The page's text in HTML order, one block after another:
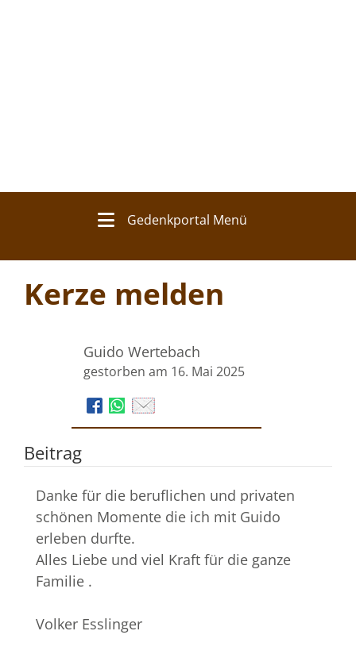
Gedenkportal Menü
Kerze melden
Guido Wertebach
gestorben am 16. Mai 2025
Beitrag
Danke für die beruflichen und privaten
schönen Momente die ich mit Guido
erleben durfte.
Alles Liebe und viel Kraft für die ganze
Familie .
Volker Esslinger